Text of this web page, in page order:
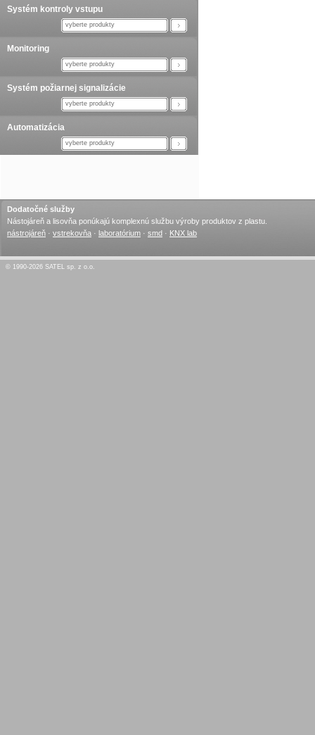
Systém kontroly vstupu
vyberte produkty
Monitoring
vyberte produkty
Systém požiarnej signalizácie
vyberte produkty
Automatizácia
vyberte produkty
Dodatočné služby
Nástojáreň a lisovňa ponúkajú komplexnú službu výroby produktov z plastu.
nástrojáreň · vstrekovňa · laboratórium · smd · KNX lab
© 1990-2026 SATEL sp. z o.o.